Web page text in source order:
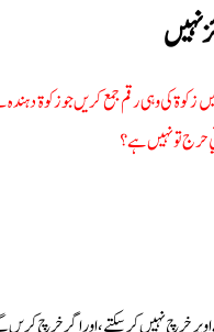
نہیں
زکوة کی وہی رقم جمع کریں جو زکوة
حرج تو نہیں ہے؟